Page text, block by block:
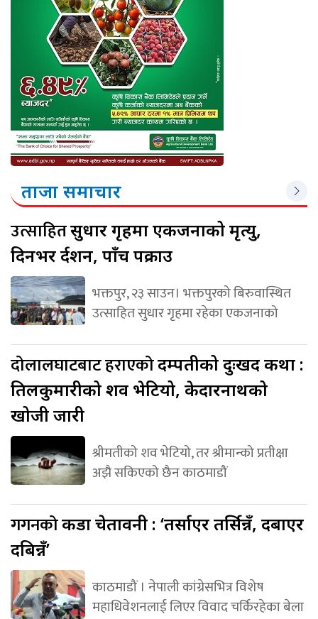
ताजा समाचार
उत्साहितसुधार गृहमा एकजनाको मृत्यु,
दिनभर प्रर्दशन, पाँच पक्राउ
भक्तपुर, २३ साउन। भक्तपुरको बिरुवास्थित
उत्साहित सुधार गृहमा रहेका एकजनाको
दोलालघाटबाट हराएकोदम्पतीको दुःखद कथा :
तिलकुमारीको शव भेटियो, केदारनाथको
खोजी जारी
श्रीमतीको शव भेटियो, तर श्रीमान्को प्रतीक्षा
अझै सकिएको छैन काठमाडौं
गगनकोकडा चेतावनी : ‘तर्साएर तर्सिन्नँ, दबाएर
दबिन्नँ’
काठमाडौं । नेपाली कांग्रेसभित्र विशेष
महाधिवेशनलाई लिएर विवाद चर्किरहेका बेला